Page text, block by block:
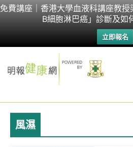
免費講座｜香港大學血液科講座教
B細胞淋巴癌」診斷及如
立即報名
Skip
風濕